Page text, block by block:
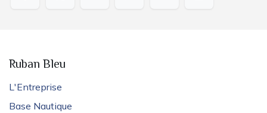
Ruban Bleu
L'Entreprise
Base Nautique